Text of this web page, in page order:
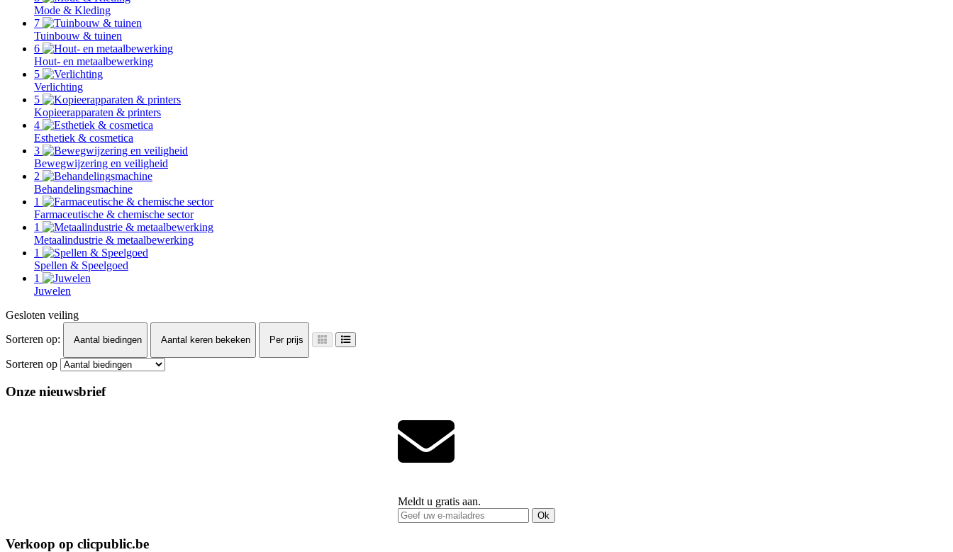
Mode & Kleding
7
Tuinbouw & tuinen
6
Hout- en metaalbewerking
5
Verlichting
5
Kopieerapparaten & printers
4
Esthetiek & cosmetica
3
Bewegwijzering en veiligheid
2
Behandelingsmachine
1
Farmaceutische & chemische sector
1
Metaalindustrie & metaalbewerking
1
Spellen & Speelgoed
1
Juwelen
Gesloten veiling
Sorteren op:
Aantal biedingen Aantal keren bekeken Per prijs
Sorteren op
Onze nieuwsbrief
Meldt u gratis aan.
Ok
Verkoop op clicpublic.be